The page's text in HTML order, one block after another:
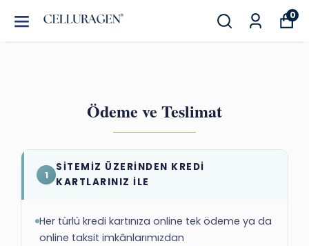
0
Ödeme ve Teslimat
1
SİTEMİZ ÜZERİNDEN KREDİ
KARTLARINIZ İLE
Her türlü kredi kartınıza online tek ödeme ya da
online taksit imkânlarımızdan